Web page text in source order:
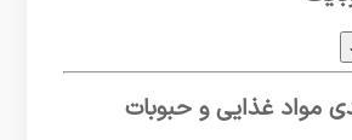
مواد غذایی و حبوبات